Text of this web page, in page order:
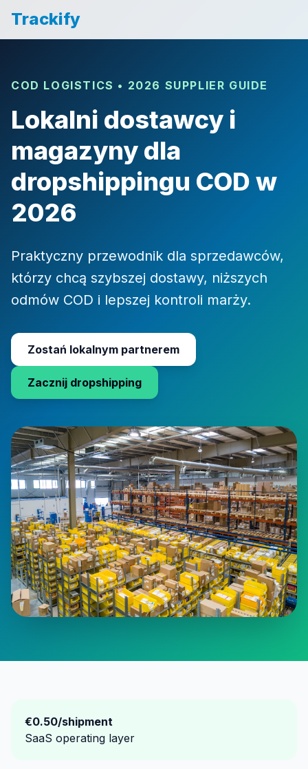
Trackify
COD LOGISTICS • 2026 SUPPLIER GUIDE
Lokalni dostawcy i
magazyny dla
dropshippingu COD w
2026
Praktyczny przewodnik dla sprzedawców,
którzy chcą szybszej dostawy, niższych
odmów COD i lepszej kontroli marży.
Zostań lokalnym partnerem
Zacznij dropshipping
€0.50/shipment
SaaS operating layer